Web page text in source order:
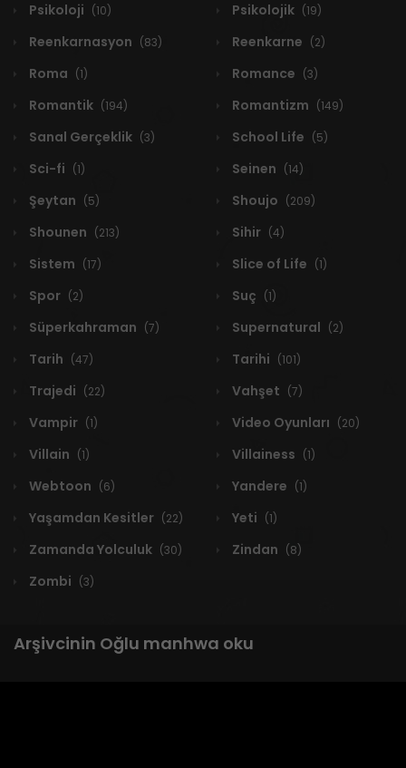
Psikoloji (10) Psikolojik (19)
Reenkarnasyon (83) Reenkarne (2)
Roma (1) Romance (3)
Romantik (194) Romantizm (149)
Sanal Gerçeklik (3) School Life (5)
Sci-fi (1) Seinen (14)
Şeytan (5) Shoujo (209)
Shounen (213) Sihir (4)
Sistem (17) Slice of Life (1)
Spor (2) Suç (1)
Süperkahraman (7) Supernatural (2)
Tarih (47) Tarihi (101)
Trajedi (22) Vahşet (7)
Vampir (1) Video Oyunları (20)
Villain (1) Villainess (1)
Webtoon (6) Yandere (1)
Yaşamdan Kesitler (22) Yeti (1)
Zamanda Yolculuk (30) Zindan (8)
Zombi (3)
Arşivcinin Oğlu manhwa oku